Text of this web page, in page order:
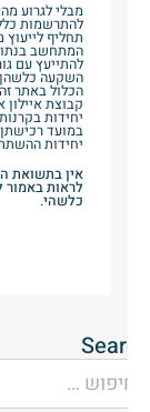
מבלי לגרוע
להתרשמות
תחליף
המתחשב
להתייעץ עם
השקעה כלשהן
הכלול באתר
קבוצת
יחידות
במועד
יחידות
אין בתשואת
לראות
כלשהי.
Search